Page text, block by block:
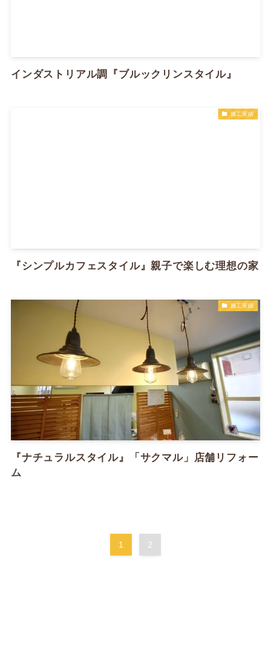
インダストリアル調『ブルックリンスタイル』
施工実績
『シンプルカフェスタイル』親子で楽しむ理想の家
施工実績
『ナチュラルスタイル』「サクマル」店舗リフォー
ム
1 2